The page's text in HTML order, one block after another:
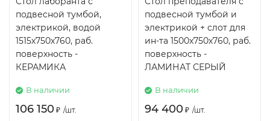
подвесной тумбой,
электрикой, водой
1515х750х760, раб.
поверхность -
КЕРАМИКА
В наличии
106 150 ₽ /шт.
подвесной тумбой и
электрикой + слот для
ин-та 1500х750х760, раб.
поверхность -
ЛАМИНАТ СЕРЫЙ
В наличии
94 400 ₽ /шт.